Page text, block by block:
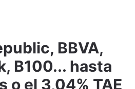
Adjuntar imagen Comentar
BBVA,
B100... hasta
o el 3,04% TAE